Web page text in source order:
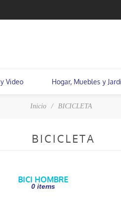
Video Hogar, Muebles y
Inicio / BICICLETA
BICI HOMBRE
0 items
BICICLETA